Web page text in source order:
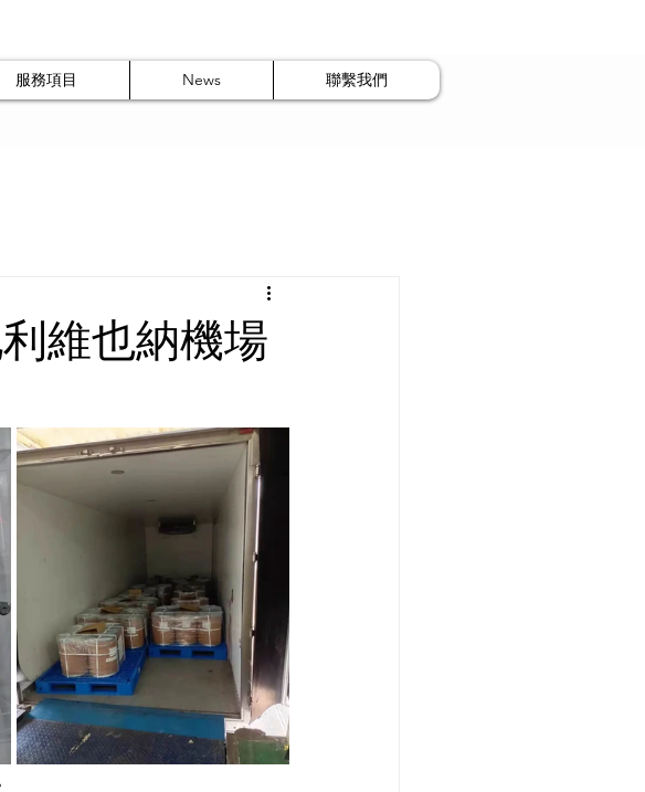
服務項目 News 聯繫我們
維也納機場